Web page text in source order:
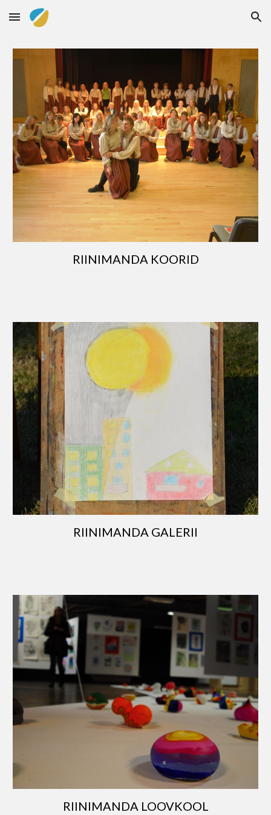
Skip to main content Skip to navigation
RIINIMANDA KOORID
RIINIMANDA GALERII
RIINIMANDA LOOVKOOL